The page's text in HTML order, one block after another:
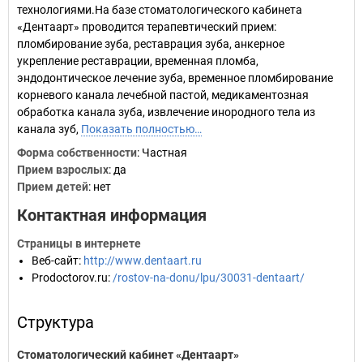
технологиями.На базе стоматологического кабинета
«Дентаарт» проводится терапевтический прием:
пломбирование зуба, реставрация зуба, анкерное
укрепление реставрации, временная пломба,
эндодонтическое лечение зуба, временное пломбирование
корневого канала лечебной пастой, медикаментозная
обработка канала зуба, извлечение инородного тела из
канала зуб, Показать полностью…
Форма собственности: Частная
Прием взрослых: да
Прием детей: нет
Контактная информация
Страницы в интернете
Веб-сайт: http://www.dentaart.ru
Prodoctorov.ru: /rostov-na-donu/lpu/30031-dentaart/
Структура
Стоматологический кабинет «Дентаарт»